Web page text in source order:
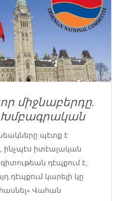
միջնաբերդը.
Խմբագրական
պէտք է
իտէալական
դէպքում է,
դէպքում կարելի կը
հասնել» Վահան